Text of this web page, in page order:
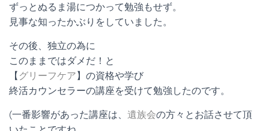
ずっとぬるま湯につかって勉強もせず。
見事な知ったかぶりをしていました。
その後、独立の為に
このままではダメだ！と
【グリーフケア】の資格や学び
終活カウンセラーの講座を受けて勉強したのです。
(一番影響があった講座は、 遺族会の方々とお話させて頂